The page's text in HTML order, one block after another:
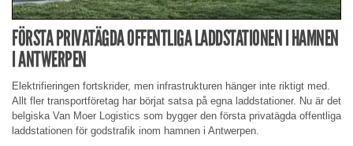
FÖRSTA PRIVATÄGDA OFFENTLIGA LADDSTATIONEN I HAMNEN
I ANTWERPEN
Elektrifieringen fortskrider, men infrastrukturen hänger inte riktigt med.
Allt fler transportföretag har börjat satsa på egna laddstationer. Nu är det
belgiska Van Moer Logistics som bygger den första privatägda offentliga
laddstationen för godstrafik inom hamnen i Antwerpen.